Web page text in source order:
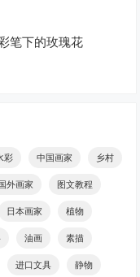
笔下的玫瑰花
彩 中国画家 乡村
外画家 图文教程
日本画家 植物
油画 素描
进口文具 静物